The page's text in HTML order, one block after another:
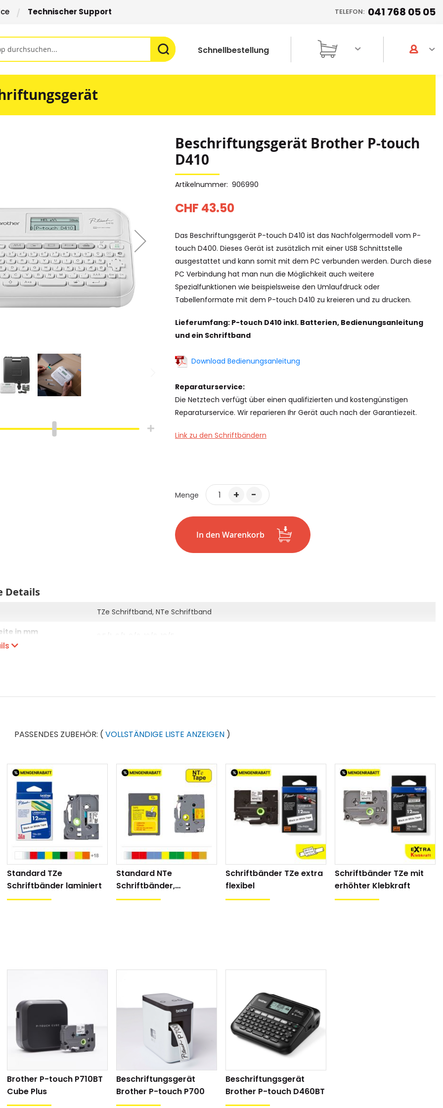
Technischer Support TELEFON: 041 768 05 05
Schnellbestellung
Schrumpfschlauch
Schrumpfschlauch
(2:1)
Beschriftungsgerät Brother P-touch
D410
CHF 43.50
Artikelnummer 906990
Das Beschriftungsgerät P-touch D410 ist das Nachfolgermodell vom P-
touch D400. Dieses Gerät ist zusätzlich mit einer USB Schnittstelle
ausgestattet und kann somit mit dem PC verbunden werden. Durch diese
PC Verbindung hat man nun die Möglichkeit auch weitere
Spezialfunktionen wie beispielsweise den Umlaufdruck oder
Tabellenformate mit dem P-touch D410 zu kreieren und zu drucken.
Lieferumfang: P-touch D410 inkl. Batterien, Bedienungsanleitung
und ein Schriftband
Download Bedienungsanleitung
Reparaturservice:
Die Netztech verfügt über einen qualifizierten und kostengünstigen
Reparaturservice. Wir reparieren Ihr Gerät auch nach der Garantiezeit.
Link zu den Schriftbändern
Menge -
+
In den Warenkorb
Details
TZe Schriftband, NTe Schriftband
in mm
120
DE/EN/FR/IT (+)
Tastatur (QWERTZ)
Hinterbanddruck
Batterie (6x AA, im Lieferumfang enthalten)
USB
187 x 178 x 72 mm
0.76 kg
Bandvorschub
nein
PASSENDES ZUBEHÖR: ( VOLLSTÄNDIGE LISTE ANZEIGEN )
Standard TZe
Schriftbänder laminiert
Standard NTe
Schriftbänder,
Hinterbanddruck
Schriftbänder TZe extra
flexibel
Schriftbänder TZe mit
erhöhter Klebkraft
Brother P-touch P710BT
Cube Plus
Beschriftungsgerät
Brother P-touch P700
Beschriftungsgerät
Brother P-touch D460BT